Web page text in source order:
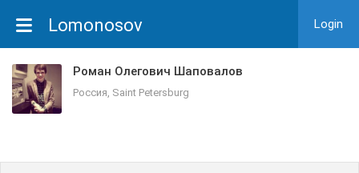
Lomonosov Login
Роман Олегович Шаповалов
Россия, Saint Petersburg